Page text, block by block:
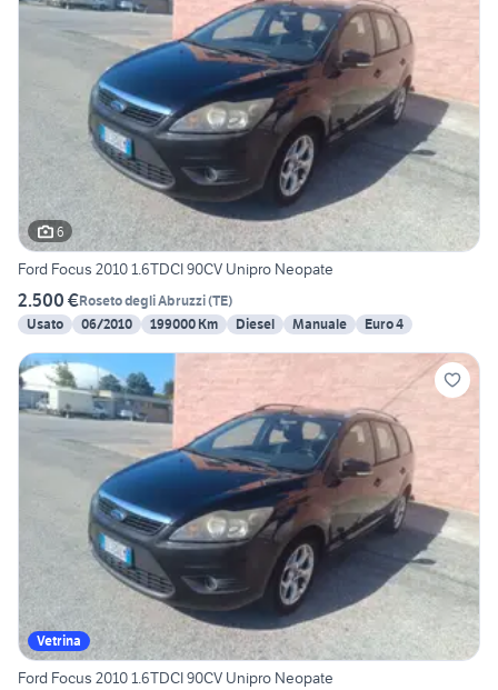
6
Ford Focus 2010 1.6TDCI 90CV Unipro Neopate
2.500 €Roseto degli Abruzzi(TE)
Usato
06/2010 199000 Km Diesel Manuale Euro 4
Vetrina
Ford Focus 2010 1.6TDCI 90CV Unipro Neopate